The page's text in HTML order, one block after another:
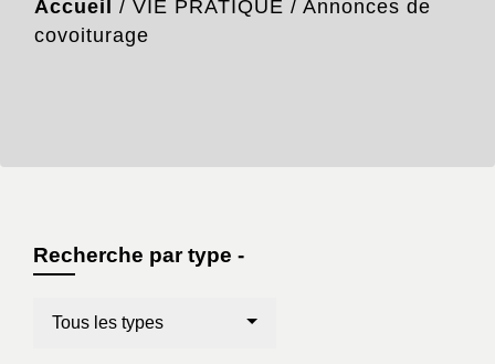
Accueil / VIE PRATIQUE / Annonces de
covoiturage
Recherche par type -
Tous les types